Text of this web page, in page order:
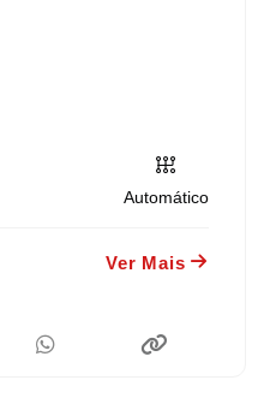
Automático
Ver Mais